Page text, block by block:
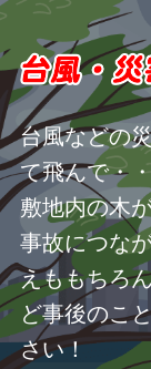
台風などの
て飛んで・
敷地内の木
事故につな
えももちろ
ど事後のこ
さい！